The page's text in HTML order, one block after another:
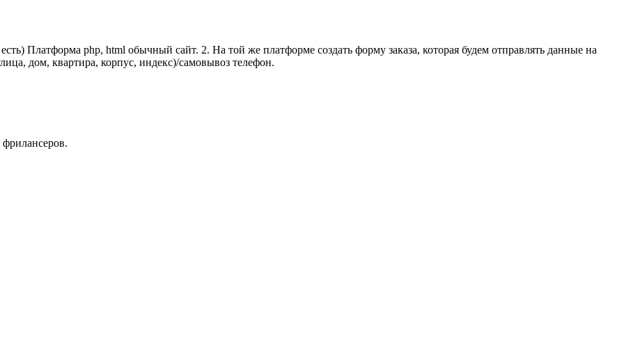
Платформа php, html обычный сайт. 2. На той же платформе создать форму заказа, которая будем отправлять данные на
дом, квартира, корпус, индекс)/самовывоз телефон.